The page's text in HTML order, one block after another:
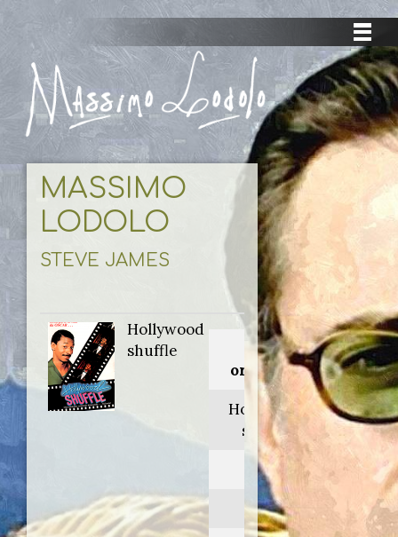
MASSIMO
LODOLO
STEVE JAMES
Hollywood
shuffle
Titolo
originale:
Hollywood
shuffle
Anno:
1987